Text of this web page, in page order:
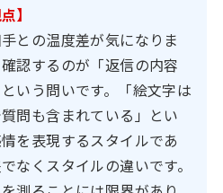
】
との温度差が気になりま
認するのが「返信の内容
いう問いです。「絵文字は
問も含まれている」とい
を表現するスタイルであ
なくスタイルの違いです。